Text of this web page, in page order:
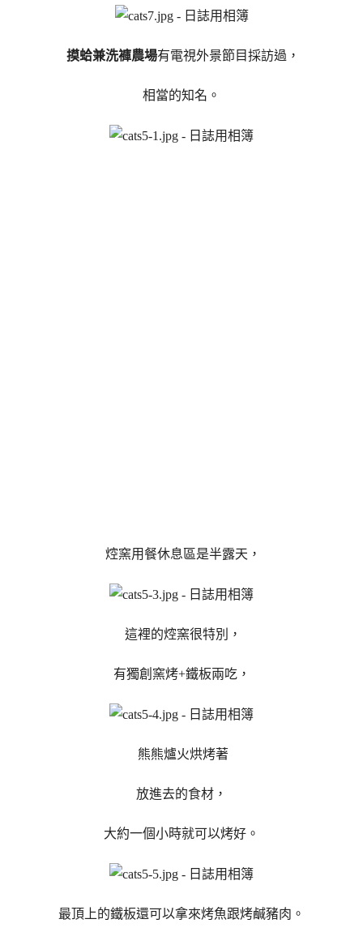
摸蛤兼洗褲農場有電視外景節目採訪過，
相當的知名。
焢窯用餐休息區是半露天，
這裡的焢窯很特別，
有獨創窯烤+鐵板兩吃，
熊熊爐火烘烤著
放進去的食材，
大約一個小時就可以烤好。
最頂上的鐵板還可以拿來烤魚跟烤鹹豬肉。